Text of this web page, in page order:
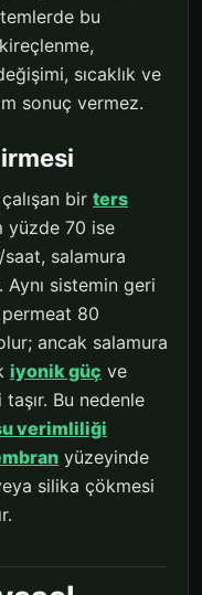
bu
sıcaklık ve
sonuç vermez.
bir ters
yüzde 70 ise
salamura
sistemin geri
permeat 80
ancak salamura
iyonik güç ve
Bu nedenle
verimliliği
yüzeyinde
silika çökmesi